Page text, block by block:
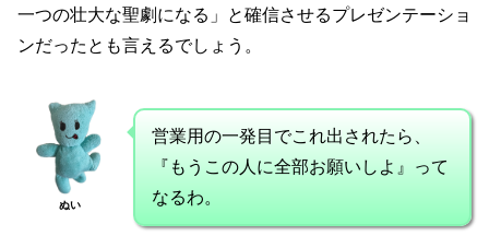
一つの壮大な聖劇になる」と確信させるプレゼンテーショ
ンだったとも言えるでしょう。
ぬい
営業用の一発目でこれ出されたら、
『もうこの人に全部お願いしよ』って
なるわ。